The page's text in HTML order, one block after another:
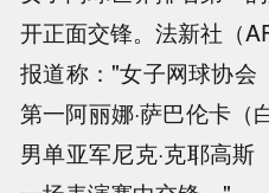
开正面交锋。法新社（
报道称："女子网球协会
第一阿丽娜·萨巴伦卡（
男单亚军尼克·克耶高